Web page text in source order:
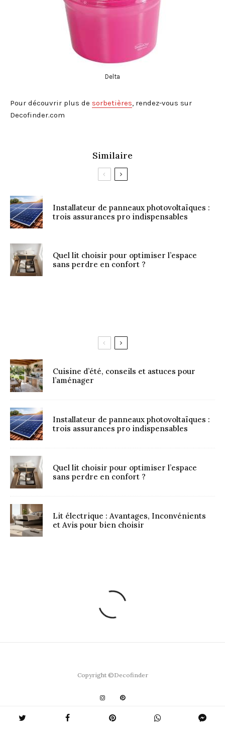
Delta
Pour découvrir plus de sorbetières, rendez-vous sur
Decofinder.com
Similaire
Installateur de panneaux photovoltaïques :
trois assurances pro indispensables
Quel lit choisir pour optimiser l’espace
sans perdre en confort ?
Cuisine d’été, conseils et astuces pour
l’aménager
Installateur de panneaux photovoltaïques :
trois assurances pro indispensables
Quel lit choisir pour optimiser l’espace
sans perdre en confort ?
Lit électrique : Avantages, Inconvénients
et Avis pour bien choisir
Copyright ©Decofinder